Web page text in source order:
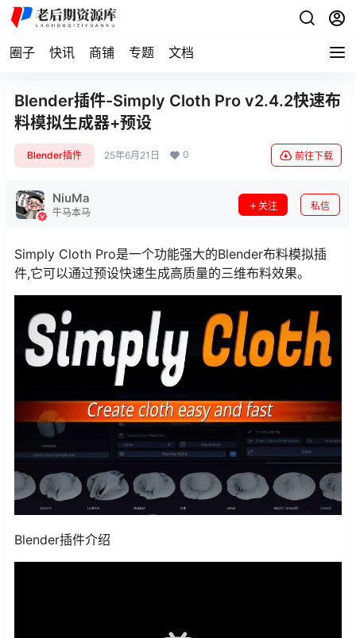
圈子 快讯 商铺 专题 文档
Blender插件-Simply Cloth Pro v2.4.2快速布
料模拟生成器+预设
Blender插件 25年6月21日 0 前往下载
NiuMa
牛马本马
关注 私信
Simply Cloth Pro是一个功能强大的Blender布料模拟插
件,它可以通过预设快速生成高质量的三维布料效果。
Blender插件介绍